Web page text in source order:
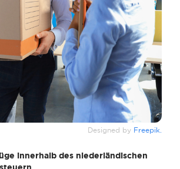
Designed by Freepik.
innerhalb des niederländischen